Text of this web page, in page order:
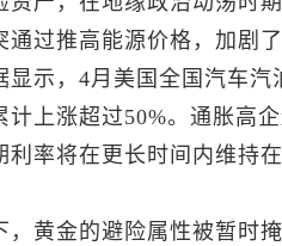
通过推高能源价格，加剧
显示，4月美国全国汽车
计上涨超过50%。通胀高
利率将在更长时间内维持
，黄金的避险属性被暂时